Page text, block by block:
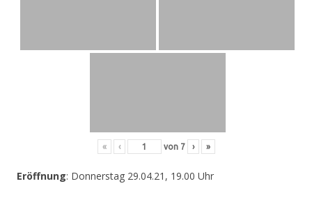
« ‹ von 7 › »
Eröffnung: Donnerstag 29.04.21, 19.00 Uhr